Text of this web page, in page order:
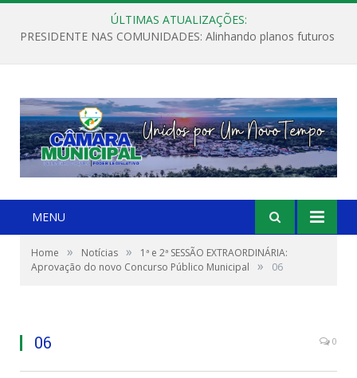
ÚLTIMAS ATUALIZAÇÕES:
PRESIDENTE NAS COMUNIDADES: Alinhando planos futuros
MENU
Home » Notícias »
1ª e 2ª SESSÃO EXTRAORDINÁRIA:
Aprovação do novo Concurso Público Municipal
» 06
06 0